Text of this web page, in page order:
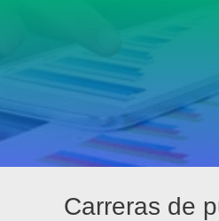
Carreras de